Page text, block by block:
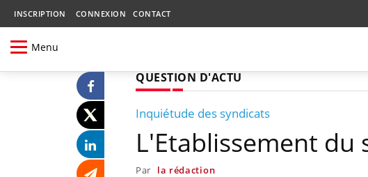
INSCRIPTION CONNEXION CONTACT
Menu
QUESTION D'ACTU
Inquiétude des syndicats
L'Etablissement du
Par la rédaction